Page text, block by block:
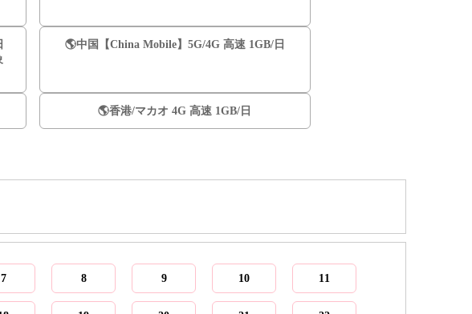
🌎️中国【China Mobile】5G/4G 高速 1GB/日
🌎️香港/マカオ 4G 高速 1GB/日
7 8 9 10 11